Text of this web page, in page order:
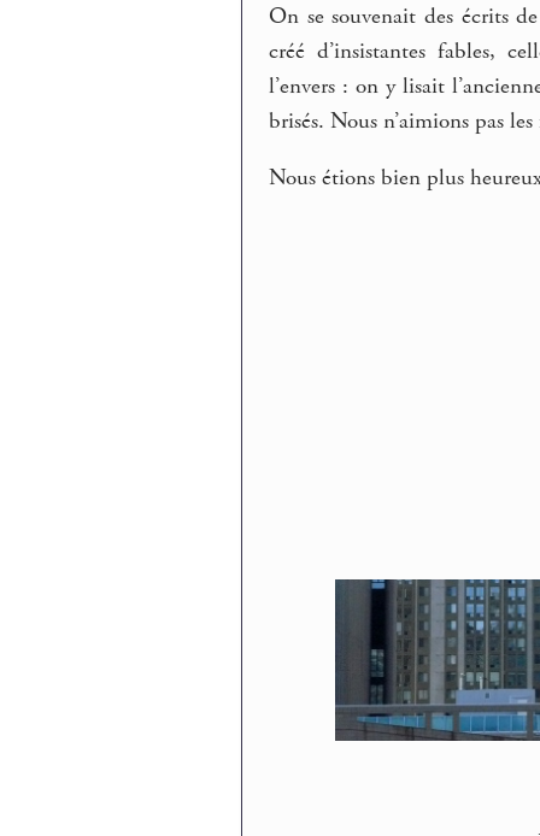
On se souvenait des écrits
créé d’insistantes fables,
l’envers : on y lisait
brisés. Nous n’aimions pas
Nous étions bien plus